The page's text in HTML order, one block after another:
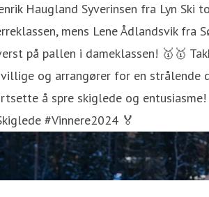
Haugland Syverinsen fra Lyn Ski
mens Lene Ådlandsvik fra
på pallen i dameklassen! 🥇🥇
og arrangører for en strålende
å spre skiglede og
#Vinnere2024 🏅